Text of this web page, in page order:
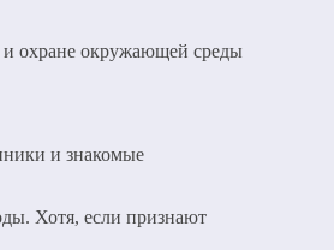
и охране окружающей среды
и знакомые
Хотя, если признают